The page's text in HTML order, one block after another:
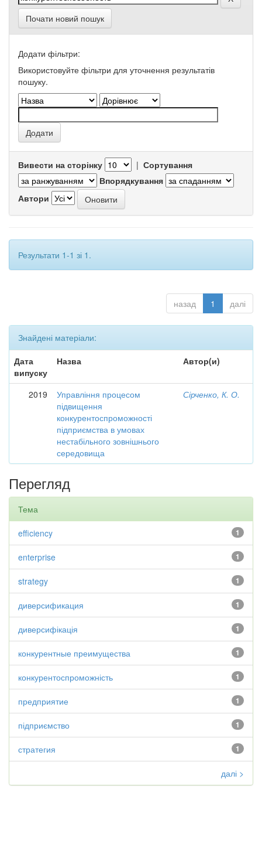
Почати новий пошук
Додати фільтри:
Використовуйте фільтри для уточнення результатів
пошуку.
Вивести на сторінку | Сортування
Впорядкування
Автори
Результати 1-1 зі 1.
назад 1 далі
Знайдені матеріали:
Дата
випуску
Назва Автор(и)
2019
Управління процесом
підвищення
конкурентоспроможності
підприємства в умовах
нестабільного зовнішнього
середовища
Сірченко, К. О.
Перегляд
Тема
1
efficiency
1
enterprise
1
strategy
1
диверсификация
1
диверсифікація
1
конкурентные преимущества
1
конкурентоспроможність
1
предприятие
1
підприємство
1
стратегия
далі >